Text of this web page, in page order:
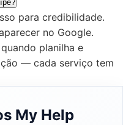
para credibilidade.
no Google.
planilha e
— cada serviço tem
My Help